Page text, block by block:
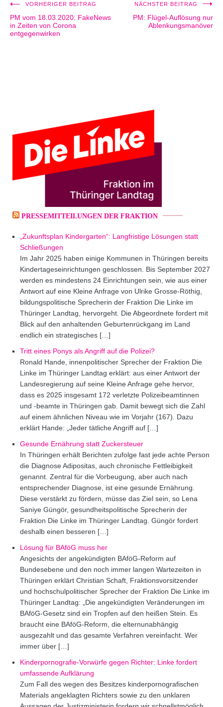
Beitragsnavigation
VORHERIGER BEITRAG
PM vom 18.03.2020: FakeNews
in Zeiten von Corona
entgegenwirken
NÄCHSTER BEITRAG
PM: Flügel-Auflösung nur
Ablenkungsmanöver
PRESSEMITTEILUNGEN DER FRAKTION
„Zukunftsplan Kindergarten“: Langfristige Lösungen statt
Schließungen
Im Jahr 2025 haben einige Kommunen in Thüringen bereits
Kindertageseinrichtungen geschlossen. Bis September 2027
werden es mindestens 24 Einrichtungen sein, wie aus einer
Antwort auf eine Kleine Anfrage von Ulrike Grosse-Röthig,
bildungspolitische Sprecherin der Fraktion Die Linke im
Thüringer Landtag, hervorgeht. Die Abgeordnete fordert mit
Blick auf den anhaltenden Geburtenrückgang im Land
endlich ein strategisches […]
Tritt eines Ponys als Angriff auf die Polizei?
Ronald Hande, innenpolitischer Sprecher der Fraktion Die
Linke im Thüringer Landtag erklärt: aus einer Antwort der
Landesregierung auf seine Kleine Anfrage gehe hervor,
dass es 2025 insgesamt 172 verletzte Polizeibeamtinnen
und -beamte in Thüringen gab. Damit bewegt sich die Zahl
auf einem ähnlichen Niveau wie im Vorjahr (167). Dazu
erklärt Hande: „Jeder tätliche Angriff auf […]
Gesunde Ernährung statt Zuckersteuer
In Thüringen erhält Berichten zufolge fast jede achte Person
die Diagnose Adipositas, auch chronische Fettleibigkeit
genannt. Zentral für die Vorbeugung, aber auch nach
entsprechender Diagnose, ist eine gesunde Ernährung.
Diese verstärkt zu fördern, müsse das Ziel sein, so Lena
Saniye Güngör, gesundheitspolitische Sprecherin der
Fraktion Die Linke im Thüringer Landtag. Güngör fordert
deshalb einen besseren […]
Lösung für BAföG muss her
Angesichts der angekündigten BAföG-Reform auf
Bundesebene und den noch immer langen Wartezeiten in
Thüringen erklärt Christian Schaft, Fraktionsvorsitzender
und hochschulpolitischer Sprecher der Fraktion Die Linke im
Thüringer Landtag: „Die angekündigten Veränderungen im
BAföG-Gesetz sind ein Tropfen auf den heißen Stein. Es
braucht eine BAföG-Reform, die elternunabhängig
ausgezahlt und das gesamte Verfahren vereinfacht. Wer
immer über […]
Kinderpornografie-Vorwürfe gegen Richter: Linke fordert
umfassende Aufklärung
Zum Fall des wegen des Besitzes kinderpornografischen
Materials angeklagten Richters sowie zu den unklaren